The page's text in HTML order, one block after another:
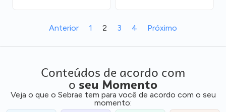
Anterior 1 2 3 4 Próximo
Conteúdos de acordo com
o seu Momento
Veja o que o Sebrae tem para você de acordo com o seu
momento: